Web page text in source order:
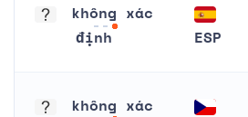
không xác
định
ESP
Tây Ban
không xác